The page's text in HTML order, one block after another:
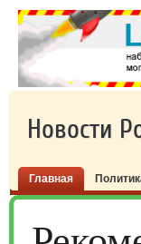
Новости
Главная